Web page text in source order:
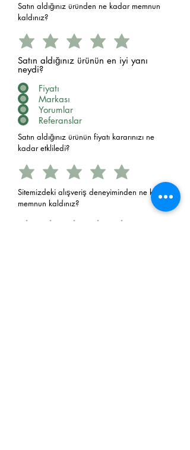
Satın aldığınız üründen ne kadar memnun
kaldınız?
Satın aldığınız ürünün en iyi yanı
neydi?
Fiyatı
Markası
Yorumlar
Referanslar
Satın aldığınız ürünün fiyatı kararınızı ne
kadar etkliledi?
Sitemizdeki alışveriş deneyiminden ne kadar
memnun kaldınız?